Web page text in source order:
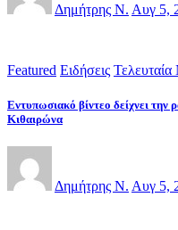
Δημήτρης Ν. Αυγ 5,
Featured Ειδήσεις
Εντυπωσιακό βίντεο δείχνει την
Κιθαιρώνα
Δημήτρης Ν. Αυγ 5,